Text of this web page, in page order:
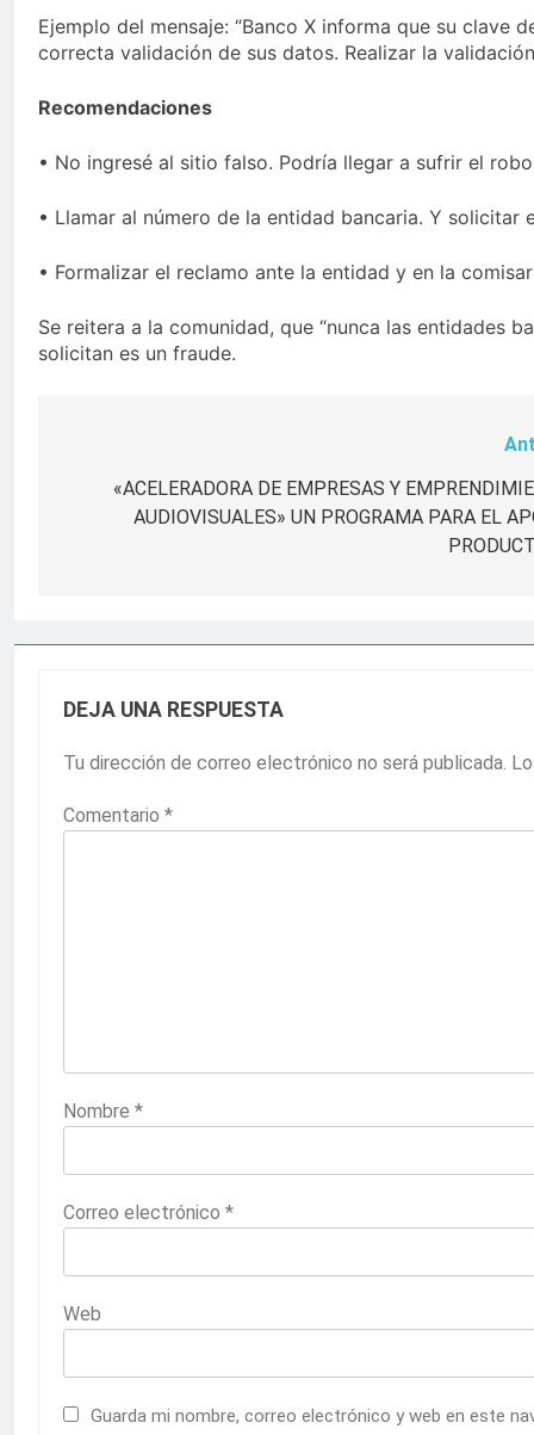
Ejemplo del mensaje: “Banco X informa que su clave
correcta validación de sus datos. Realizar la
Recomendaciones
• No ingresé al sitio falso. Podría llegar a sufrir el
• Llamar al número de la entidad bancaria. Y solicitar
• Formalizar el reclamo ante la entidad y en la
Se reitera a la comunidad, que “nunca las entidades
solicitan es un fraude.
«ACELERADORA DE EMPRESAS Y
AUDIOVISUALES» UN PROGRAMA PARA EL
DEJA UNA RESPUESTA
Tu dirección de correo electrónico no será publicada.
Comentario *
Nombre *
Correo electrónico *
Web
Guarda mi nombre, correo electrónico y web en este